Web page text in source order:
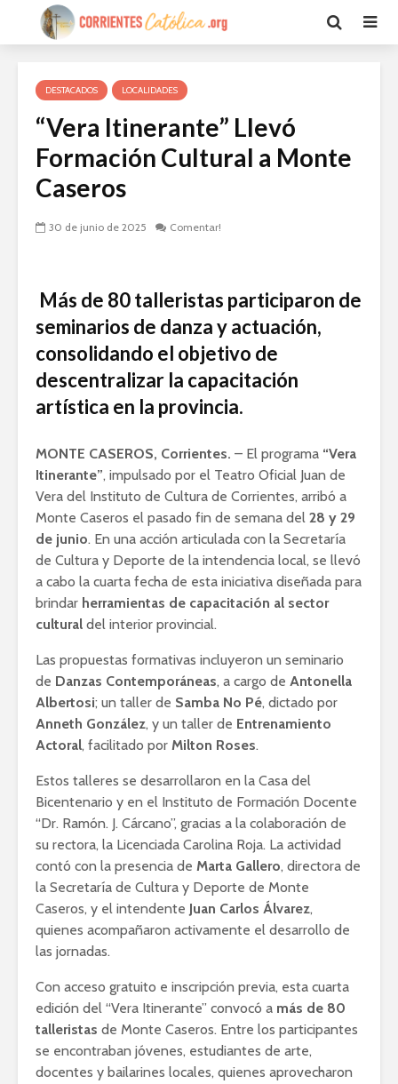
DESTACADOS LOCALIDADES
“Vera Itinerante” Llevó
Formación Cultural a Monte
Caseros
30 de junio de 2025 Comentar!
Más de 80 talleristas participaron de
seminarios de danza y actuación,
consolidando el objetivo de
descentralizar la capacitación
artística en la provincia.
MONTE CASEROS, Corrientes. – El programa “Vera
Itinerante”, impulsado por el Teatro Oficial Juan de
Vera del Instituto de Cultura de Corrientes, arribó a
Monte Caseros el pasado fin de semana del 28 y 29
de junio. En una acción articulada con la Secretaría
de Cultura y Deporte de la intendencia local, se llevó
a cabo la cuarta fecha de esta iniciativa diseñada para
brindar herramientas de capacitación al sector
cultural del interior provincial.
Las propuestas formativas incluyeron un seminario
de Danzas Contemporáneas, a cargo de Antonella
Albertosi; un taller de Samba No Pé, dictado por
Anneth González, y un taller de Entrenamiento
Actoral, facilitado por Milton Roses.
Estos talleres se desarrollaron en la Casa del
Bicentenario y en el Instituto de Formación Docente
“Dr. Ramón. J. Cárcano”, gracias a la colaboración de
su rectora, la Licenciada Carolina Roja. La actividad
contó con la presencia de Marta Gallero, directora de
la Secretaría de Cultura y Deporte de Monte
Caseros, y el intendente Juan Carlos Álvarez,
quienes acompañaron activamente el desarrollo de
las jornadas.
Con acceso gratuito e inscripción previa, esta cuarta
edición del “Vera Itinerante” convocó a más de 80
talleristas de Monte Caseros. Entre los participantes
se encontraban jóvenes, estudiantes de arte,
docentes y bailarines locales, quienes aprovecharon